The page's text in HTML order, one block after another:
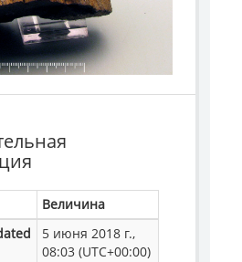
Величина
5 июня 2018 г.,
08:03 (UTC+00:00)